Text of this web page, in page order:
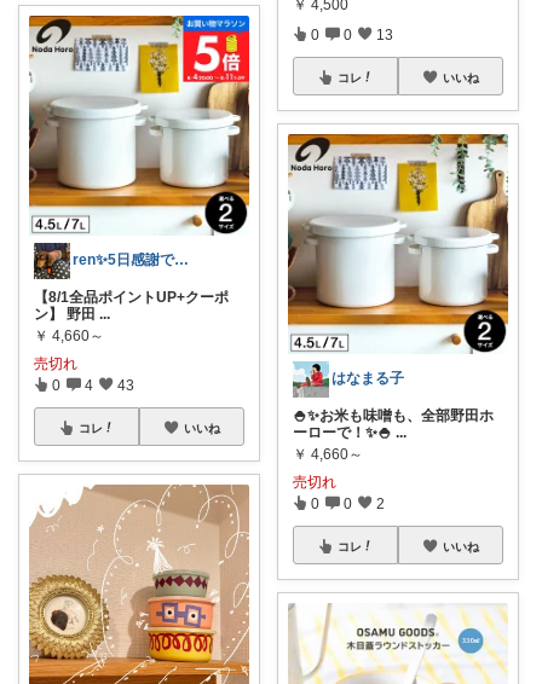
ren✨5日感謝です♡🤔
【8/1全品ポイントUP+クーポ
ン】 野田 ...
￥ 4,660～
売切れ
0 4 43
コレ いいね
￥ 4,500
0 0 13
コレ いいね
はなまる子
🍚✨お米も味噌も、全部野田ホ
ーローで！✨🍚 ...
￥ 4,660～
売切れ
0 0 2
コレ いいね